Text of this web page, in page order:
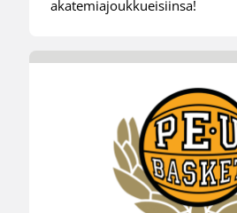
akatemiajoukkueisiinsa!